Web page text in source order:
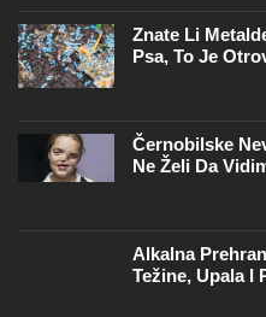
Znate Li
Psa, To Je
Černobilske
Ne Želi Da
Alkalna
Težine, Upala I